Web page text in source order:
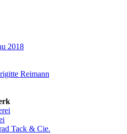
2018
Reimann
Tack & Cie.